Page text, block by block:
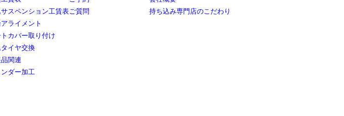
スペンション工賃表
ライメント
カバー取り付け
イヤ交換
関連
ダー加工
ご質問
持ち込み専門店のこだわり